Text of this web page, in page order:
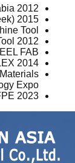
2012
2015 NMW (National Manufacturing Week)
Tool
2012
FAB
2014
Expo
2023